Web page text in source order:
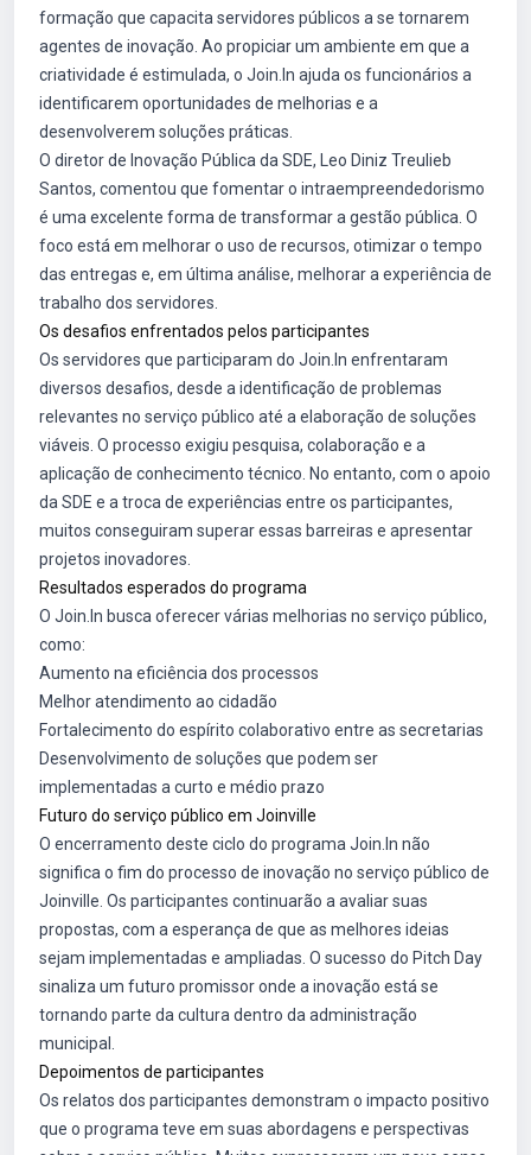
formação que capacita servidores públicos a se tornarem
agentes de inovação. Ao propiciar um ambiente em que a
criatividade é estimulada, o Join.In ajuda os funcionários a
identificarem oportunidades de melhorias e a
desenvolverem soluções práticas.
O diretor de Inovação Pública da SDE, Leo Diniz Treulieb
Santos, comentou que fomentar o intraempreendedorismo
é uma excelente forma de transformar a gestão pública. O
foco está em melhorar o uso de recursos, otimizar o tempo
das entregas e, em última análise, melhorar a experiência de
trabalho dos servidores.
Os desafios enfrentados pelos participantes
Os servidores que participaram do Join.In enfrentaram
diversos desafios, desde a identificação de problemas
relevantes no serviço público até a elaboração de soluções
viáveis. O processo exigiu pesquisa, colaboração e a
aplicação de conhecimento técnico. No entanto, com o apoio
da SDE e a troca de experiências entre os participantes,
muitos conseguiram superar essas barreiras e apresentar
projetos inovadores.
Resultados esperados do programa
O Join.In busca oferecer várias melhorias no serviço público,
como:
Aumento na eficiência dos processos
Melhor atendimento ao cidadão
Fortalecimento do espírito colaborativo entre as secretarias
Desenvolvimento de soluções que podem ser
implementadas a curto e médio prazo
Futuro do serviço público em Joinville
O encerramento deste ciclo do programa Join.In não
significa o fim do processo de inovação no serviço público de
Joinville. Os participantes continuarão a avaliar suas
propostas, com a esperança de que as melhores ideias
sejam implementadas e ampliadas. O sucesso do Pitch Day
sinaliza um futuro promissor onde a inovação está se
tornando parte da cultura dentro da administração
municipal.
Depoimentos de participantes
Os relatos dos participantes demonstram o impacto positivo
que o programa teve em suas abordagens e perspectivas